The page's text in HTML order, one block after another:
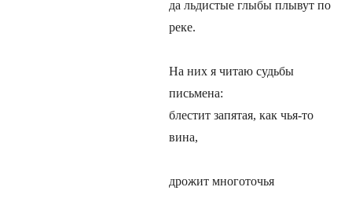
да льдистые глыбы плывут по
реке.
На них я читаю судьбы
письмена:
блестит запятая, как чья-то
вина,
дрожит многоточья